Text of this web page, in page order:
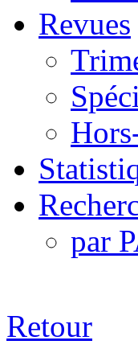
Revues
par
Retour